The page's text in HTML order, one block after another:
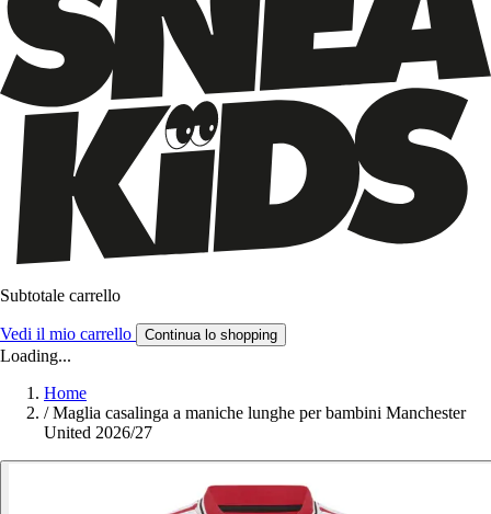
Subtotale carrello
Vedi il mio carrello Continua lo shopping
Loading...
Home
/ Maglia casalinga a maniche lunghe per bambini Manchester
United 2026/27